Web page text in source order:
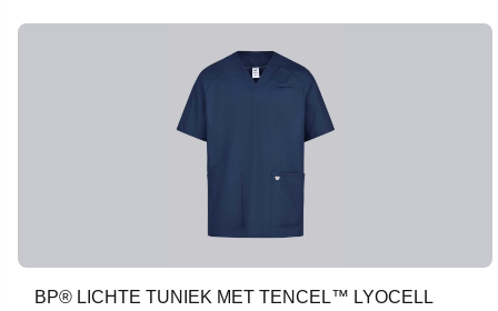
BP® LICHTE TUNIEK MET TENCEL™ LYOCELL